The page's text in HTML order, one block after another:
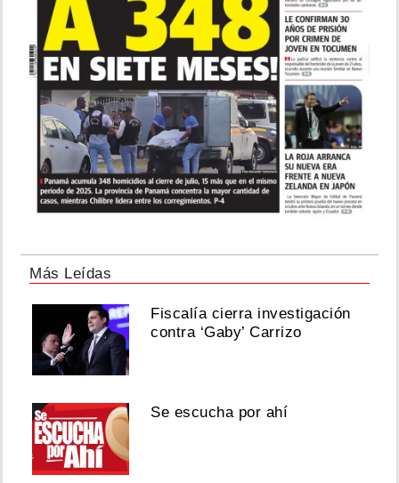
Más Leídas
Fiscalía cierra investigación
contra ‘Gaby’ Carrizo
Se escucha por ahí